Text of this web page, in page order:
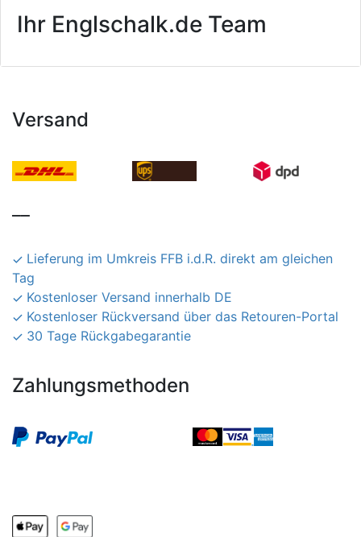
Ihr Englschalk.de Team
Versand
Lieferung im Umkreis FFB i.d.R. direkt am gleichen
Tag
Kostenloser Versand innerhalb DE
Kostenloser Rückversand über das Retouren-Portal
30 Tage Rückgabegarantie
Zahlungsmethoden